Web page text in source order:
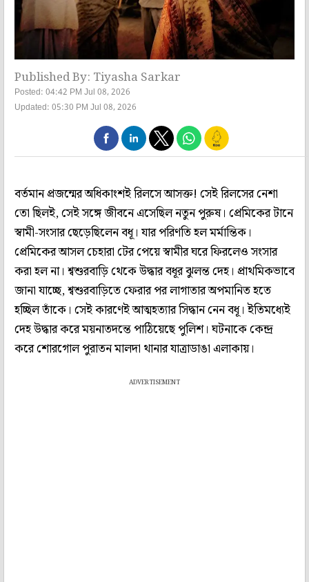
Published By: Tiyasha Sarkar
Posted: 04:42 PM Jul 08, 2026
Updated: 05:30 PM Jul 08, 2026
বর্তমান প্রজন্মের অধিকাংশই রিলসে আসক্ত! সেই রিলসের নেশা
তো ছিলই, সেই সঙ্গে জীবনে এসেছিল নতুন পুরুষ। প্রেমিকের টানে
স্বামী-সংসার ছেড়েছিলেন বধূ। যার পরিণতি হল মর্মান্তিক।
প্রেমিকের আসল চেহারা টের পেয়ে স্বামীর ঘরে ফিরলেও সংসার
করা হল না। শ্বশুরবাড়ি থেকে উদ্ধার বধূর ঝুলন্ত দেহ। প্রাথমিকভাবে
জানা যাচ্ছে, শ্বশুরবাড়িতে ফেরার পর লাগাতার অপমানিত হতে
হচ্ছিল তাঁকে। সেই কারণেই আত্মহত্যার সিদ্ধান নেন বধূ। ইতিমধ্যেই
দেহ উদ্ধার করে ময়নাতদন্তে পাঠিয়েছে পুলিশ। ঘটনাকে কেন্দ্র
করে শোরগোল পুরাতন মালদা থানার যাত্রাডাঙা এলাকায়।
ADVERTISEMENT